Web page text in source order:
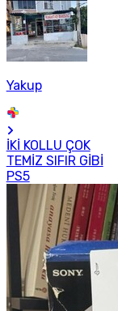
Yakup
İKİ KOLLU ÇOK
TEMİZ SIFIR GİBİ
PS5